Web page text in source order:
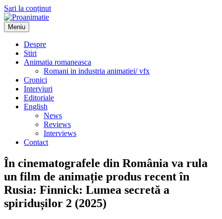
Sari la conținut
Proanimatie
Stiri despre filme de animatie
Meniu
Despre
Stiri
Animatia romaneasca
Romani in industria animatiei/ vfx
Cronici
Interviuri
Editoriale
English
News
Reviews
Interviews
Contact
În cinematografele din România va rula
un film de animație produs recent în
Rusia: Finnick: Lumea secretă a
spiridușilor 2 (2025)